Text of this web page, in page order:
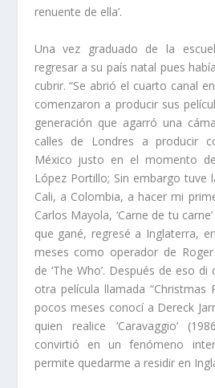
renuente de ella’.
Una vez graduado de la
regresar a su país natal pues
cubrir. “Se abrió el cuarto canal
comenzaron a producir sus
generación que agarró una
calles de Londres a producir
México justo en el momento
López Portillo; Sin embargo tuve
Cali, a Colombia, a hacer mi
Carlos Mayola, ‘Carne de tu
que gané, regresé a Inglaterra,
meses como operador de
de ‘The Who’. Después de eso di
otra película llamada “Christmas
pocos meses conocí a Dereck
quien realice ‘Caravaggio’
convirtió en un fenómeno
permite quedarme a residir en